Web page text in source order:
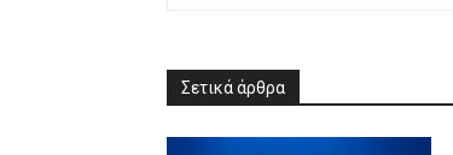
Σετικά άρθρα